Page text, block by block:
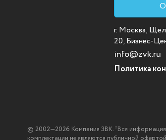
г. Москва,
20, Бизнес-
info@zvk.ru
Политика
© 2002—2026 Компания ЗВК. *Вся информация,